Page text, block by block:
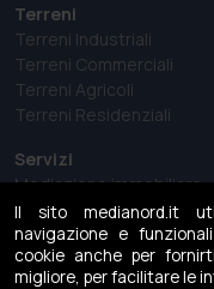
Terreni
Terreni Industriali
Terreni Commerciali
Terreni Agricoli
Terreni Residenziali
Servizi
Mediazione immobiliare
Perizie e Analisi del
Consulenza immobiliare
Gestione aste immobiliari
Il sito medianord.it
navigazione e
cookie anche per
migliore, per facilitare le